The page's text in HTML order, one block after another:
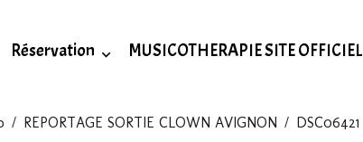
Réservation MUSICOTHERAPIE SITE OFFICIEL
REPORTAGE SORTIE CLOWN AVIGNON DSC06421